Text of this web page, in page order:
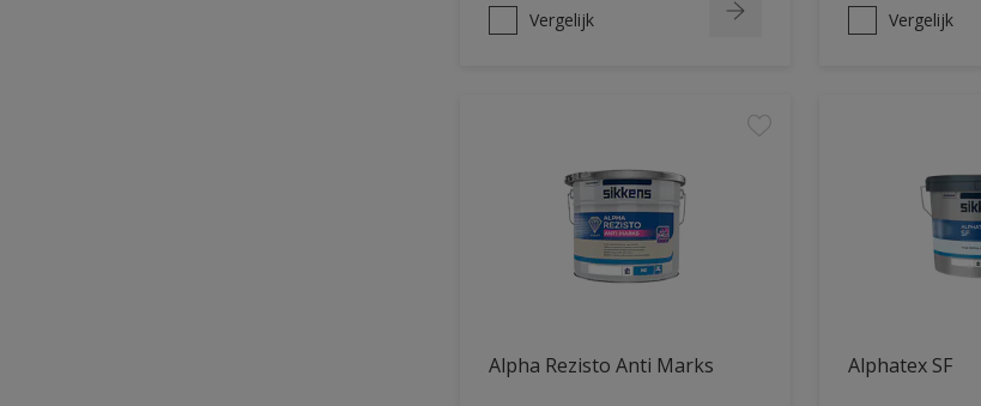
Vergelijk Vergelijk
Alpha Rezisto Anti Marks Alphatex SF